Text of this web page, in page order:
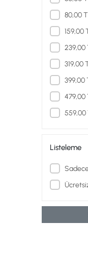
80,00
159,00
239,00
319,00
399,00
479,00
559,00
Listeleme